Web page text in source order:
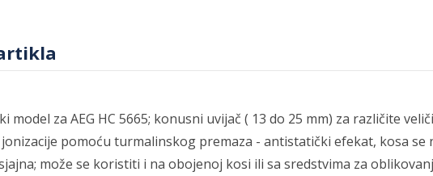
model za AEG HC 5665; konusni uvijač ( 13 do 25 mm) za različite
pomoću turmalinskog premaza - antistatički efekat, kosa se
može se koristiti i na obojenoj kosi ili sa sredstvima za